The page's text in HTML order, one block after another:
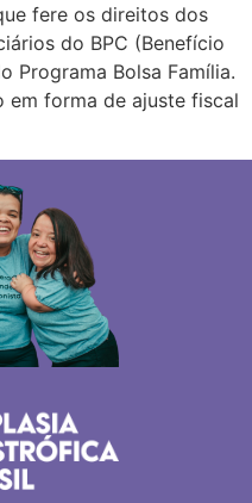
fere os direitos dos
do BPC (Benefício
Programa Bolsa Família.
em forma de ajuste fiscal